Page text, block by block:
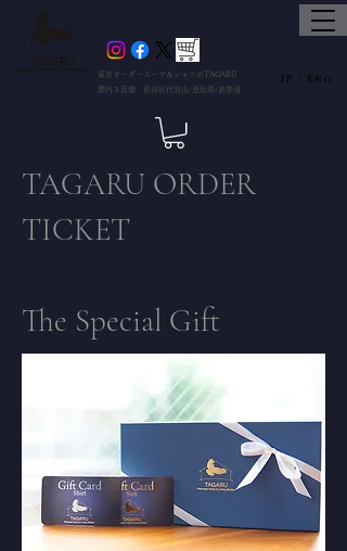
東京オーダースーツ＆シャツのTAGARU
都内３店舗 渋谷区代官山/恵比寿/表参道
ENG
JP /
TAGARU ORDER
TICKET
The Special Gift